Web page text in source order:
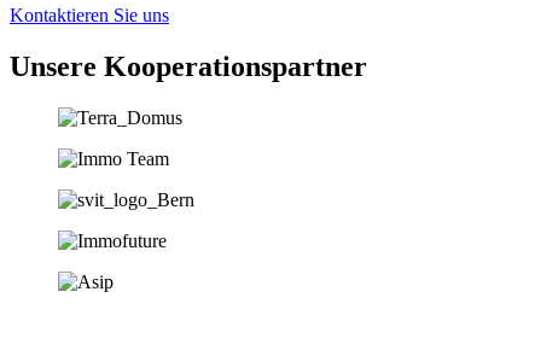
Kontaktieren Sie uns
Unsere Koopera­tions­partner